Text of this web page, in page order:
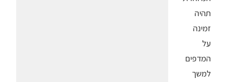
תהיה
זמינה
על
המדפים
למשך